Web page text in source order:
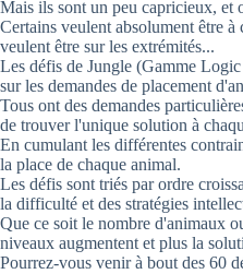
Mais ils sont un peu capricieux, et
Certains veulent absolument être à
veulent être sur les extrémités...
Les défis de Jungle (Gamme
sur les demandes de placement
Tous ont des demandes
de trouver l'unique solution à
En cumulant les différentes
la place de chaque animal.
Les défis sont triés par ordre
la difficulté et des stratégies
Que ce soit le nombre d'animaux
niveaux augmentent et plus la
Pourrez-vous venir à bout des 60